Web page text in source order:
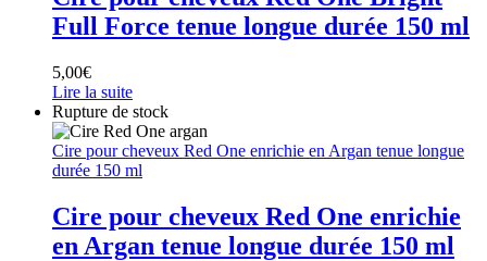
Full Force tenue longue durée 150 ml
5,00€
Lire la suite
Rupture de stock
Cire pour cheveux Red One enrichie en Argan tenue longue
durée 150 ml
Cire pour cheveux Red One enrichie
en Argan tenue longue durée 150 ml